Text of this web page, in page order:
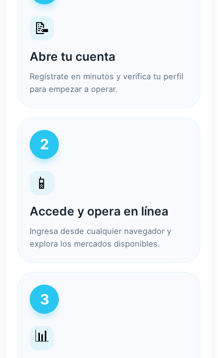
📝
Abre tu cuenta
Regístrate en minutos y verifica tu perfil
para empezar a operar.
2
📱
Accede y opera en línea
Ingresa desde cualquier navegador y
explora los mercados disponibles.
3
📊